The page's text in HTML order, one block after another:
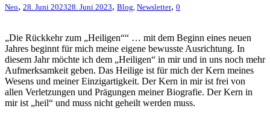
Neo, 28. Juni 202328. Juni 2023, Blog Newsletter, 0
„Die Rückkehr zum „Heiligen““ … mit dem Beginn eines neuen
Jahres beginnt für mich meine eigene bewusste Ausrichtung. In
diesem Jahr möchte ich dem „Heiligen“ in mir und in uns noch mehr
Aufmerksamkeit geben. Das Heilige ist für mich der Kern meines
Wesens und meiner Einzigartigkeit. Der Kern in mir ist frei von
allen Verletzungen und Prägungen meiner Biografie. Der Kern in
mir ist „heil“ und muss nicht geheilt werden muss.